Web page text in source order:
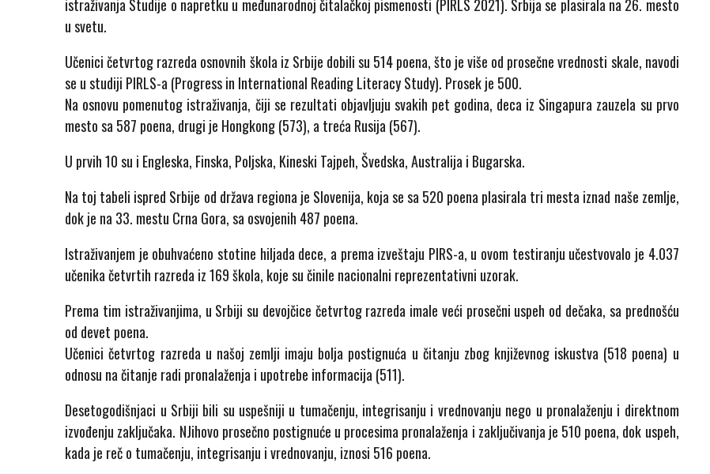
istraživanja Studije o napretku u međunarodnoj čitalačkoj pismenosti (PIRLS 2021). Srbija se plasirala na 26. mesto
u svetu.
Učenici četvrtog razreda osnovnih škola iz Srbije dobili su 514 poena, što je više od prosečne vrednosti skale, navodi
se u studiji PIRLS-a (Progress in International Reading Literacy Study). Prosek je 500.
Na osnovu pomenutog istraživanja, čiji se rezultati objavljuju svakih pet godina, deca iz Singapura zauzela su prvo
mesto sa 587 poena, drugi je Hongkong (573), a treća Rusija (567).
U prvih 10 su i Engleska, Finska, Poljska, Kineski Tajpeh, Švedska, Australija i Bugarska.
Na toj tabeli ispred Srbije od država regiona je Slovenija, koja se sa 520 poena plasirala tri mesta iznad naše zemlje,
dok je na 33. mestu Crna Gora, sa osvojenih 487 poena.
Istraživanjem je obuhvaćeno stotine hiljada dece, a prema izveštaju PIRS-a, u ovom testiranju učestvovalo je 4.037
učenika četvrtih razreda iz 169 škola, koje su činile nacionalni reprezentativni uzorak.
Prema tim istraživanjima, u Srbiji su devojčice četvrtog razreda imale veći prosečni uspeh od dečaka, sa prednošću
od devet poena.
Učenici četvrtog razreda u našoj zemlji imaju bolja postignuća u čitanju zbog književnog iskustva (518 poena) u
odnosu na čitanje radi pronalaženja i upotrebe informacija (511).
Desetogodišnjaci u Srbiji bili su uspešniji u tumačenju, integrisanju i vrednovanju nego u pronalaženju i direktnom
izvođenju zaključaka. NJihovo prosečno postignuće u procesima pronalaženja i zaključivanja je 510 poena, dok uspeh,
kada je reč o tumačenju, integrisanju i vrednovanju, iznosi 516 poena.